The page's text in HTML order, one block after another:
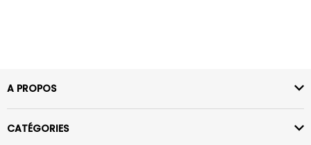
A PROPOS
CATÉGORIES